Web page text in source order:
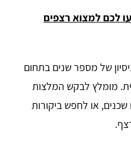
לכם למצוא רצפים
של מספר שנים בתחום
מומלץ לבקש המלצות
או לחפש ביקורות